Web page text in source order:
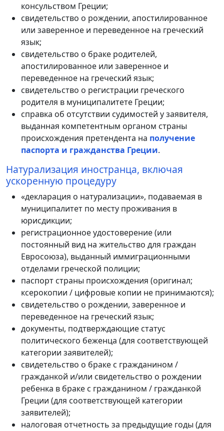
консульством Греции;
свидетельство о рождении, апостилированное
или заверенное и переведенное на греческий
язык;
свидетельство о браке родителей,
апостилированное или заверенное и
переведенное на греческий язык;
свидетельство о регистрации греческого
родителя в муниципалитете Греции;
справка об отсутствии судимостей у заявителя,
выданная компетентным органом страны
происхождения претендента на получение
паспорта и гражданства Греции.
Натурализация иностранца, включая
ускоренную процедуру
«декларация о натурализации», подаваемая в
муниципалитет по месту проживания в
юрисдикции;
регистрационное удостоверение (или
постоянный вид на жительство для граждан
Евросоюза), выданный иммиграционными
отделами греческой полиции;
паспорт страны происхождения (оригинал;
ксерокопии / цифровые копии не принимаются);
свидетельство о рождении, заверенное и
переведенное на греческий язык;
документы, подтверждающие статус
политического беженца (для соответствующей
категории заявителей);
свидетельство о браке с гражданином /
гражданкой и/или свидетельство о рождении
ребенка в браке с гражданином / гражданкой
Греции (для соответствующей категории
заявителей);
налоговая отчетность за предыдущие годы (для